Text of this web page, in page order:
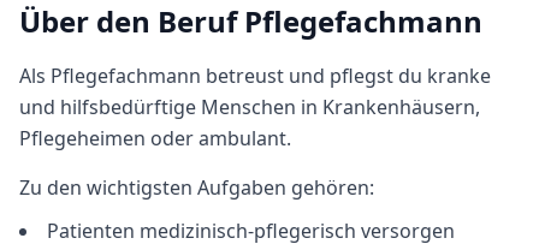
Über den BerufPflegefachmann
Als Pflegefachmann betreust und pflegst du kranke
und hilfsbedürftige Menschen in Krankenhäusern,
Pflegeheimen oder ambulant.
Zu den wichtigsten Aufgaben gehören:
Patienten medizinisch-pflegerisch versorgen